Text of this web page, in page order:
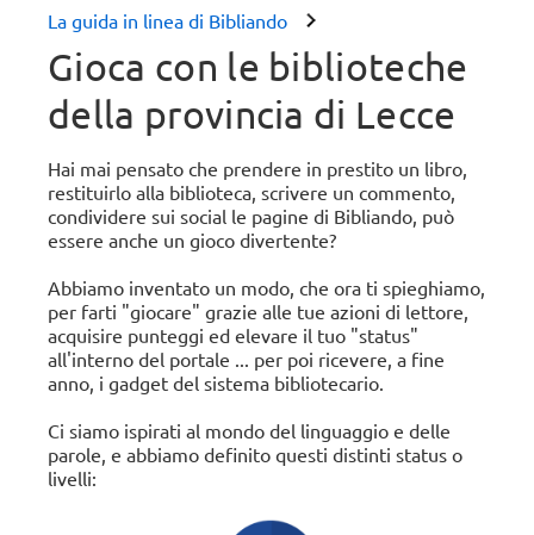
la
biblioteca
degli
06
agosto
2026
17:30-
18:30
a
leggere...
Iscriviti alla newsletter Tutte le news
La guida in linea di Bibliando
Gioca con le biblioteche
della provincia di Lecce
Hai mai pensato che prendere in prestito un libro,
restituirlo alla biblioteca, scrivere un commento,
condividere sui social le pagine di Bibliando, può
essere anche un gioco divertente?
Abbiamo inventato un modo, che ora ti spieghiamo,
per farti "giocare" grazie alle tue azioni di lettore,
acquisire punteggi ed elevare il tuo "status"
all'interno del portale ... per poi ricevere, a fine
anno, i gadget del sistema bibliotecario.
Ci siamo ispirati al mondo del linguaggio e delle
parole, e abbiamo definito questi distinti status o
livelli: